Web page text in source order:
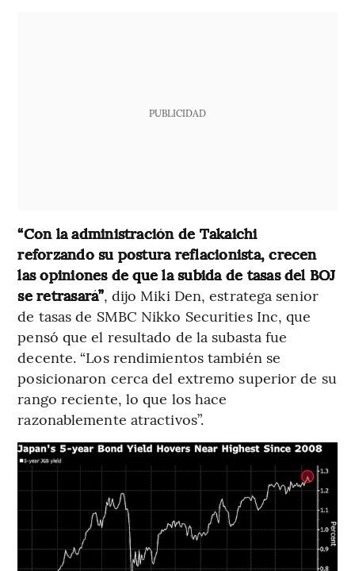
PUBLICIDAD
“Con la administración de Takaichi
reforzando su postura reflacionista, crecen
las opiniones de que la subida de tasas del BOJ
se retrasará”, dijo Miki Den, estratega senior
de tasas de SMBC Nikko Securities Inc, que
pensó que el resultado de la subasta fue
decente. “Los rendimientos también se
posicionaron cerca del extremo superior de su
rango reciente, lo que los hace
razonablemente atractivos”.